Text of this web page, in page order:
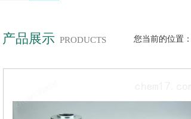
产品展示 PRODUCTS 您当前的位置：